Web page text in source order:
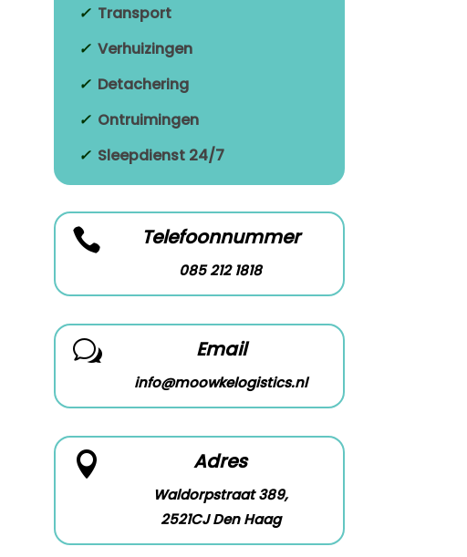
✓ Transport
✓ Verhuizingen
✓ Detachering
✓ Ontruimingen
✓ Sleepdienst 24/7
 Telefoonnummer
085 212 1818
w Email
info@moowkelogistics.nl
 Adres
Waldorpstraat 389,
2521CJ Den Haag